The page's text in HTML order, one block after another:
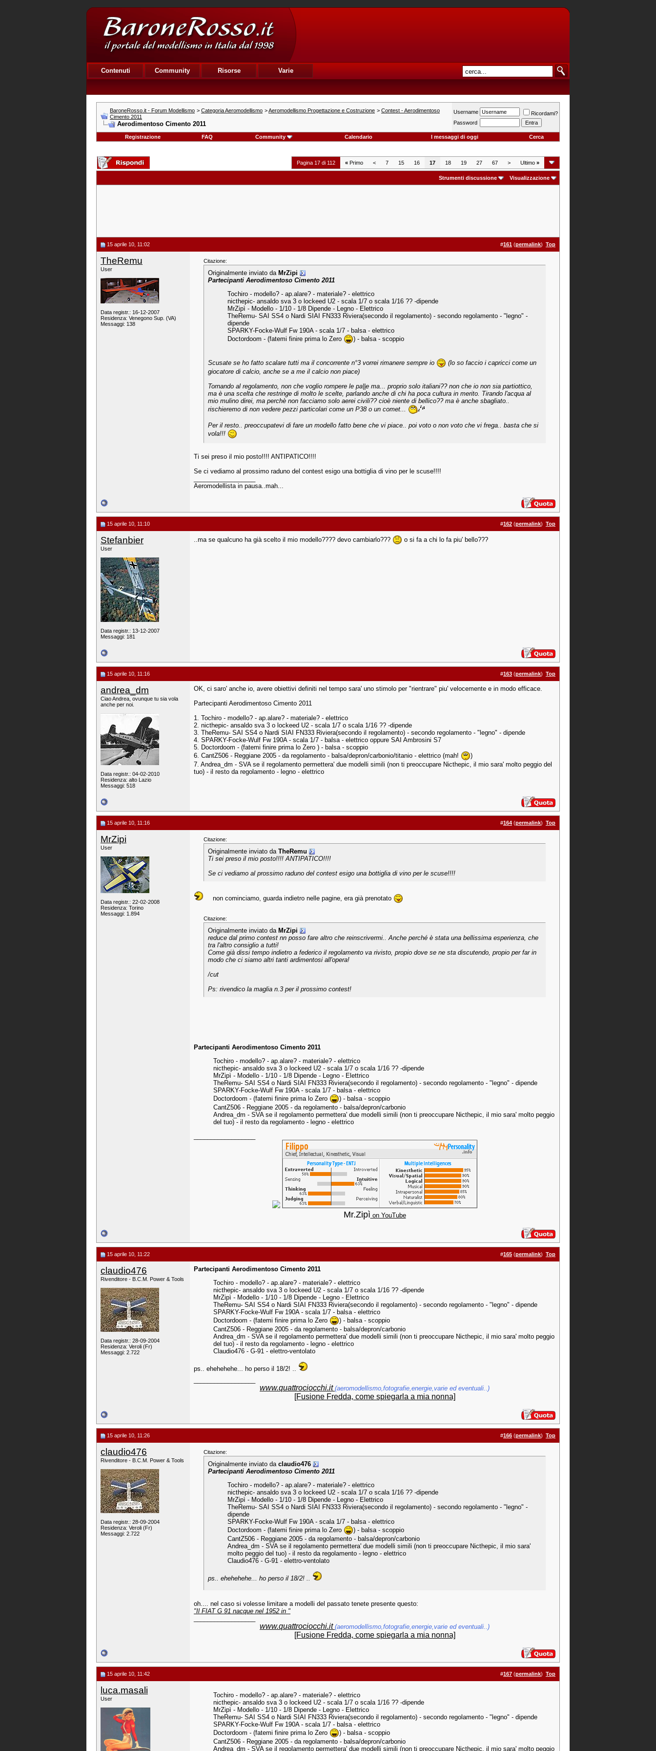
Contenuti Community Risorse Varie
BaroneRosso.it - Forum Modellismo > Categoria Aeromodellismo >Aeromodellismo Progettazione e Costruzione > Contest - Aerodimentoso
Cimento 2011
Aerodimentoso Cimento 2011
Username
Ricordami?
Password
Registrazione FAQ Community Calendario I messaggi di oggi Cerca
Pagina 17 di 112 « Primo < 7 15 16 17 18 19 27 67 > Ultimo »
Strumenti discussione Visualizzazione
15 aprile 10, 11:02 #161 (permalink) Top
TheRemu
User
Data registr.: 16-12-2007
Residenza: Venegono Sup. (VA)
Messaggi: 138
Citazione:
Originalmente inviato da MrZipi
Partecipanti Aerodimentoso Cimento 2011
Tochiro - modello? - ap.alare? - materiale? - elettrico
nicthepic- ansaldo sva 3 o lockeed U2 - scala 1/7 o scala 1/16 ?? -dipende
MrZipì - Modello - 1/10 - 1/8 Dipende - Legno - Elettrico
TheRemu- SAI SS4 o Nardi SIAI FN333 Riviera(secondo il regolamento) - secondo regolamento - "legno" -
dipende
SPARKY-Focke-Wulf Fw 190A - scala 1/7 - balsa - elettrico
Doctordoom - (fatemi finire prima lo Zero
) - balsa - scoppio
Scusate se ho fatto scalare tutti ma il concorrente n°3 vorrei rimanere sempre io
(lo so faccio i capricci come un
giocatore di calcio, anche se a me il calcio non piace)
Tornando al regolamento, non che voglio rompere le pa||e ma... proprio solo italiani?? non che io non sia partiottico,
ma è una scelta che restringe di molto le scelte, parlando anche di chi ha poca cultura in merito. Tirando l'acqua al
mio mulino direi, ma perchè non facciamo solo aerei civili?? cioè niente di bellico?? ma è anche sbagliato..
rischieremo di non vedere pezzi particolari come un P38 o un comet...
Per il resto.. preoccupatevi di fare un modello fatto bene che vi piace.. poi voto o non voto che vi frega.. basta che si
vola!!!
Ti sei preso il mio posto!!!! ANTIPATICO!!!!
Se ci vediamo al prossimo raduno del contest esigo una bottiglia di vino per le scuse!!!!
Aeromodellista in pausa..mah...
15 aprile 10, 11:10 #162 (permalink) Top
Stefanbier
User
Data registr.: 13-12-2007
Messaggi: 181
..ma se qualcuno ha già scelto il mio modello???? devo cambiarlo??? o si fa a chi lo fa piu' bello???
15 aprile 10, 11:16 #163 (permalink) Top
andrea_dm
Ciao Andrea, ovunque tu sia vola
anche per noi.
Data registr.: 04-02-2010
Residenza: alto Lazio
Messaggi: 518
OK, ci saro' anche io, avere obiettivi definiti nel tempo sara' uno stimolo per "rientrare" piu' velocemente e in modo efficace.
Partecipanti Aerodimentoso Cimento 2011
1. Tochiro - modello? - ap.alare? - materiale? - elettrico
2. nicthepic- ansaldo sva 3 o lockeed U2 - scala 1/7 o scala 1/16 ?? -dipende
3. TheRemu- SAI SS4 o Nardi SIAI FN333 Riviera(secondo il regolamento) - secondo regolamento - "legno" - dipende
4. SPARKY-Focke-Wulf Fw 190A - scala 1/7 - balsa - elettrico oppure SAI Ambrosini S7
5. Doctordoom - (fatemi finire prima lo Zero ) - balsa - scoppio
6. CantZ506 - Reggiane 2005 - da regolamento - balsa/depron/carbonio/titanio - elettrico (mah!
)
7. Andrea_dm - SVA se il regolamento permettera' due modelli simili (non ti preoccupare Nicthepic, il mio sara' molto peggio del
tuo) - il resto da regolamento - legno - elettrico
15 aprile 10, 11:16 #164 (permalink) Top
MrZipi
User
Data registr.: 22-02-2008
Residenza: Torino
Messaggi: 1.894
Citazione:
Originalmente inviato da TheRemu
Ti sei preso il mio posto!!!! ANTIPATICO!!!!
Se ci vediamo al prossimo raduno del contest esigo una bottiglia di vino per le scuse!!!!
non cominciamo, guarda indietro nelle pagine, era già prenotato
Citazione:
Originalmente inviato da MrZipi
reduce dal primo contest nn posso fare altro che reinscrivermi.. Anche perché è stata una bellissima esperienza, che
tra l'altro consiglio a tutti!
Come già dissi tempo indietro a federico il regolamento va rivisto, propio dove se ne sta discutendo, propio per far in
modo che ci siamo altri tanti ardimentosi all'opera!
/cut
Ps: rivendico la maglia n.3 per il prossimo contest!
Partecipanti Aerodimentoso Cimento 2011
Tochiro - modello? - ap.alare? - materiale? - elettrico
nicthepic- ansaldo sva 3 o lockeed U2 - scala 1/7 o scala 1/16 ?? -dipende
MrZipì - Modello - 1/10 - 1/8 Dipende - Legno - Elettrico
TheRemu- SAI SS4 o Nardi SIAI FN333 Riviera(secondo il regolamento) - secondo regolamento - "legno" - dipende
SPARKY-Focke-Wulf Fw 190A - scala 1/7 - balsa - elettrico
Doctordoom - (fatemi finire prima lo Zero
) - balsa - scoppio
CantZ506 - Reggiane 2005 - da regolamento - balsa/depron/carbonio
Andrea_dm - SVA se il regolamento permettera' due modelli simili (non ti preoccupare Nicthepic, il mio sara' molto peggio
del tuo) - il resto da regolamento - legno - elettrico
Mr.Zipì on YouTube
15 aprile 10, 11:22 #165 (permalink) Top
claudio476
Rivenditore - B.C.M. Power & Tools
Data registr.: 28-09-2004
Residenza: Veroli (Fr)
Messaggi: 2.722
Partecipanti Aerodimentoso Cimento 2011
Tochiro - modello? - ap.alare? - materiale? - elettrico
nicthepic- ansaldo sva 3 o lockeed U2 - scala 1/7 o scala 1/16 ?? -dipende
MrZipì - Modello - 1/10 - 1/8 Dipende - Legno - Elettrico
TheRemu- SAI SS4 o Nardi SIAI FN333 Riviera(secondo il regolamento) - secondo regolamento - "legno" - dipende
SPARKY-Focke-Wulf Fw 190A - scala 1/7 - balsa - elettrico
Doctordoom - (fatemi finire prima lo Zero
) - balsa - scoppio
CantZ506 - Reggiane 2005 - da regolamento - balsa/depron/carbonio
Andrea_dm - SVA se il regolamento permettera' due modelli simili (non ti preoccupare Nicthepic, il mio sara' molto peggio
del tuo) - il resto da regolamento - legno - elettrico
Claudio476 - G-91 - elettro-ventolato
ps.. ehehehehe... ho perso il 18/2! ..
www.quattrociocchi.it (aeromodellismo,fotografie,energie,varie ed eventuali..)
[Fusione Fredda, come spiegarla a mia nonna]
15 aprile 10, 11:26 #166 (permalink) Top
claudio476
Rivenditore - B.C.M. Power & Tools
Data registr.: 28-09-2004
Residenza: Veroli (Fr)
Messaggi: 2.722
Citazione:
Originalmente inviato da claudio476
Partecipanti Aerodimentoso Cimento 2011
Tochiro - modello? - ap.alare? - materiale? - elettrico
nicthepic- ansaldo sva 3 o lockeed U2 - scala 1/7 o scala 1/16 ?? -dipende
MrZipì - Modello - 1/10 - 1/8 Dipende - Legno - Elettrico
TheRemu- SAI SS4 o Nardi SIAI FN333 Riviera(secondo il regolamento) - secondo regolamento - "legno" -
dipende
SPARKY-Focke-Wulf Fw 190A - scala 1/7 - balsa - elettrico
Doctordoom - (fatemi finire prima lo Zero
) - balsa - scoppio
CantZ506 - Reggiane 2005 - da regolamento - balsa/depron/carbonio
Andrea_dm - SVA se il regolamento permettera' due modelli simili (non ti preoccupare Nicthepic, il mio sara'
molto peggio del tuo) - il resto da regolamento - legno - elettrico
Claudio476 - G-91 - elettro-ventolato
ps.. ehehehehe... ho perso il 18/2! ..
oh.... nel caso si volesse limitare a modelli del passato tenete presente questo:
"Il FIAT G 91 nacque nel 1952 in "
www.quattrociocchi.it (aeromodellismo,fotografie,energie,varie ed eventuali..)
[Fusione Fredda, come spiegarla a mia nonna]
15 aprile 10, 11:42 #167 (permalink) Top
luca.masali
User
Tochiro - modello? - ap.alare? - materiale? - elettrico
nicthepic- ansaldo sva 3 o lockeed U2 - scala 1/7 o scala 1/16 ?? -dipende
MrZipì - Modello - 1/10 - 1/8 Dipende - Legno - Elettrico
TheRemu- SAI SS4 o Nardi SIAI FN333 Riviera(secondo il regolamento) - secondo regolamento - "legno" - dipende
SPARKY-Focke-Wulf Fw 190A - scala 1/7 - balsa - elettrico
Doctordoom - (fatemi finire prima lo Zero
) - balsa - scoppio
CantZ506 - Reggiane 2005 - da regolamento - balsa/depron/carbonio
Andrea_dm - SVA se il regolamento permettera' due modelli simili (non ti preoccupare Nicthepic, il mio sara' molto peggio